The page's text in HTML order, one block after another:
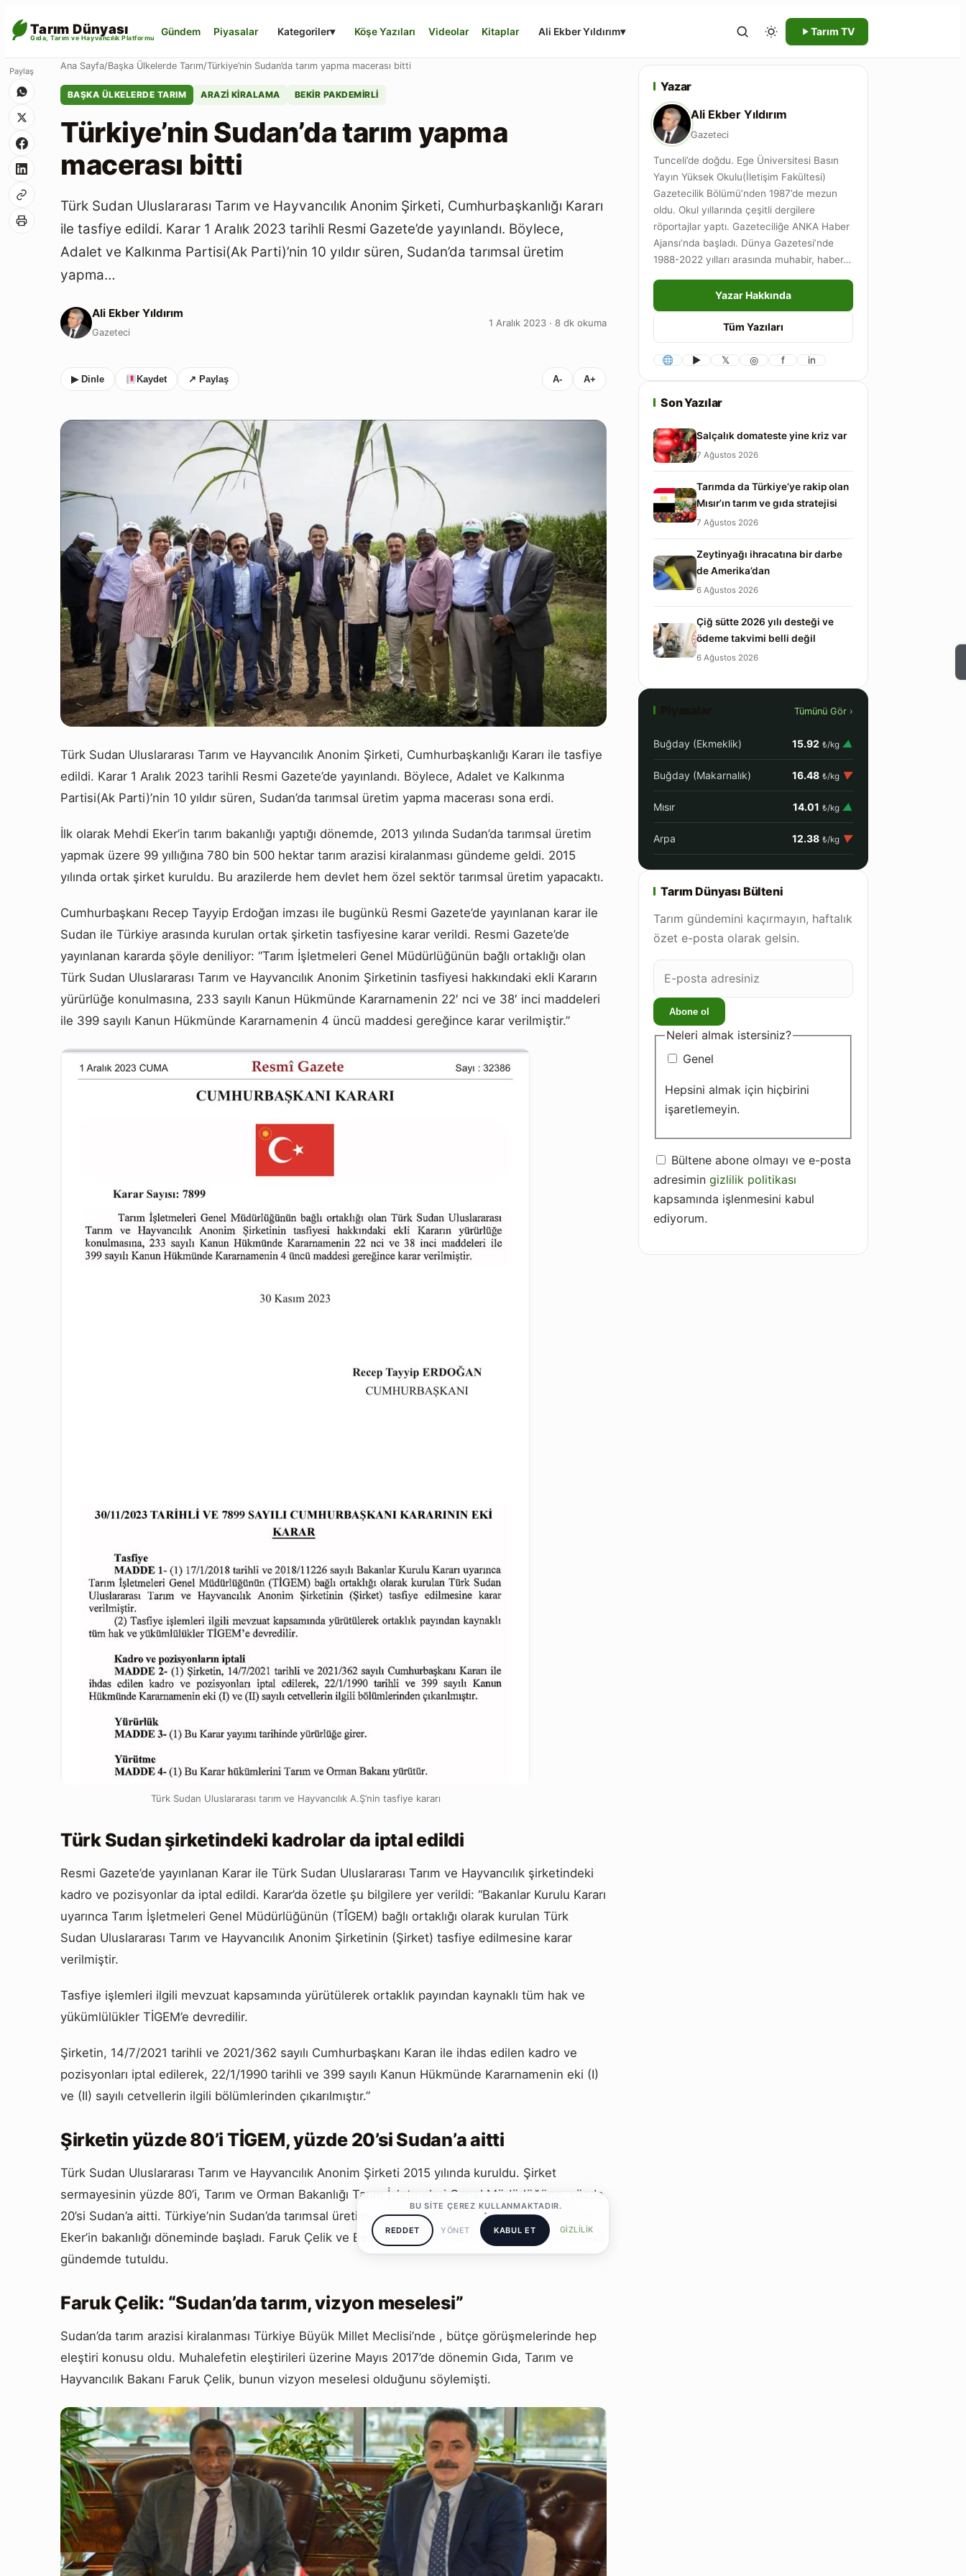
Tarım Dünyası
Gıda, Tarım ve Hayvancılık Platformu
Gündem Piyasalar Kategoriler▾ Köşe Yazıları Videolar Kitaplar Ali Ekber Yıldırım▾ Tarım TV
Paylaş Ana Sayfa/Başka Ülkelerde Tarım/Türkiye’nin Sudan’da tarım yapma macerası bitti
BAŞKA ÜLKELERDE TARIM ARAZI KIRALAMA BEKIR PAKDEMIRLI
Türkiye’nin Sudan’da tarım yapma
macerası bitti
Türk Sudan Uluslararası Tarım ve Hayvancılık Anonim Şirketi, Cumhurbaşkanlığı Kararı
ile tasfiye edildi. Karar 1 Aralık 2023 tarihli Resmi Gazete’de yayınlandı. Böylece,
Adalet ve Kalkınma Partisi(Ak Parti)’nin 10 yıldır süren, Sudan’da tarımsal üretim
yapma…
Ali Ekber Yıldırım
Gazeteci
1 Aralık 2023 · 8 dk okuma
▶ Dinle Kaydet ↗ Paylaş A- A+
Türk Sudan Uluslararası Tarım ve Hayvancılık Anonim Şirketi, Cumhurbaşkanlığı Kararı ile tasfiye
edildi. Karar 1 Aralık 2023 tarihli Resmi Gazete’de yayınlandı. Böylece, Adalet ve Kalkınma
Partisi(Ak Parti)’nin 10 yıldır süren, Sudan’da tarımsal üretim yapma macerası sona erdi.
İlk olarak Mehdi Eker’in tarım bakanlığı yaptığı dönemde, 2013 yılında Sudan’da tarımsal üretim
yapmak üzere 99 yıllığına 780 bin 500 hektar tarım arazisi kiralanması gündeme geldi. 2015
yılında ortak şirket kuruldu. Bu arazilerde hem devlet hem özel sektör tarımsal üretim yapacaktı.
Cumhurbaşkanı Recep Tayyip Erdoğan imzası ile bugünkü Resmi Gazete’de yayınlanan karar ile
Sudan ile Türkiye arasında kurulan ortak şirketin tasfiyesine karar verildi. Resmi Gazete’de
yayınlanan kararda şöyle deniliyor: “Tarım İşletmeleri Genel Müdürlüğünün bağlı ortaklığı olan
Türk Sudan Uluslararası Tarım ve Hayvancılık Anonim Şirketinin tasfiyesi hakkındaki ekli Kararın
yürürlüğe konulmasına, 233 sayılı Kanun Hükmünde Kararnamenin 22′ nci ve 38′ inci maddeleri
ile 399 sayılı Kanun Hükmünde Kararnamenin 4 üncü maddesi gereğince karar verilmiştir.”
Türk Sudan Uluslararası tarım ve Hayvancılık A.Ş’nin tasfiye kararı
Türk Sudan şirketindeki kadrolar da iptal edildi
Resmi Gazete’de yayınlanan Karar ile Türk Sudan Uluslararası Tarım ve Hayvancılık şirketindeki
kadro ve pozisyonlar da iptal edildi. Karar’da özetle şu bilgilere yer verildi: “Bakanlar Kurulu Kararı
uyarınca Tarım İşletmeleri Genel Müdürlüğünün (TÎGEM) bağlı ortaklığı olarak kurulan Türk
Sudan Uluslararası Tarım ve Hayvancılık Anonim Şirketinin (Şirket) tasfiye edilmesine karar
verilmiştir.
Tasfiye işlemleri ilgili mevzuat kapsamında yürütülerek ortaklık payından kaynaklı tüm hak ve
yükümlülükler TİGEM’e devredilir.
Şirketin, 14/7/2021 tarihli ve 2021/362 sayılı Cumhurbaşkanı Karan ile ihdas edilen kadro ve
pozisyonları iptal edilerek, 22/1/1990 tarihli ve 399 sayılı Kanun Hükmünde Kararnamenin eki (I)
ve (II) sayılı cetvellerin ilgili bölümlerinden çıkarılmıştır.”
Şirketin yüzde 80’i TİGEM, yüzde 20’si Sudan’a aitti
Türk Sudan Uluslararası Tarım ve Hayvancılık Anonim Şirketi 2015 yılında kuruldu. Şirket
sermayesinin yüzde 80’i, Tarım ve Orman Bakanlığı Tarım İşletmeleri Genel Müdürlüğüne, yüzde
20’si Sudan’a aitti. Türkiye’nin Sudan’da tarımsal üretim yapması konusundaki çalışmalar Mehdi
Eker’in bakanlığı döneminde başladı. Faruk Çelik ve Bekir Pakdemirli döneminde ise konu sürekli
gündemde tutuldu.
Faruk Çelik: “Sudan’da tarım, vizyon meselesi”
Sudan’da tarım arazisi kiralanması Türkiye Büyük Millet Meclisi’nde , bütçe görüşmelerinde hep
eleştiri konusu oldu. Muhalefetin eleştirileri üzerine Mayıs 2017’de dönemin Gıda, Tarım ve
Hayvancılık Bakanı Faruk Çelik, bunun vizyon meselesi olduğunu söylemişti.
Yazar
Ali Ekber Yıldırım
Gazeteci
Tunceli’de doğdu. Ege Üniversitesi Basın
Yayın Yüksek Okulu(İletişim Fakültesi)
Gazetecilik Bölümü’nden 1987’de mezun
oldu. Okul yıllarında çeşitli dergilere
röportajlar yaptı. Gazeteciliğe ANKA Haber
Ajansı’nda başladı. Dünya Gazetesi’nde
1988-2022 yılları arasında muhabir, haber…
Yazar Hakkında
Tüm Yazıları
▶ 𝕏 ◎ f in
Son Yazılar
Salçalık domateste yine kriz var
7 Ağustos 2026
Tarımda da Türkiye’ye rakip olan
Mısır’ın tarım ve gıda stratejisi
7 Ağustos 2026
Zeytinyağı ihracatına bir darbe
de Amerika’dan
6 Ağustos 2026
Çiğ sütte 2026 yılı desteği ve
ödeme takvimi belli değil
6 Ağustos 2026
Tümünü Gör ›
Buğday (Ekmeklik) 15.92 ₺/kg ▲
Buğday (Makarnalık) 16.48 ₺/kg ▼
Mısır 14.01 ₺/kg ▲
Arpa 12.38 ₺/kg ▼
Tarım Dünyası Bülteni
Tarım gündemini kaçırmayın, haftalık
özet e-posta olarak gelsin.
E-
posta
adresiniz
Abone ol
Neleri almak istersiniz?
Genel
Hepsini almak için hiçbirini
işaretlemeyin.
Bültene abone olmayı ve e-posta
adresimin gizlilik politikası
kapsamında işlenmesini kabul
ediyorum.
BU SITE ÇEREZ KULLANMAKTADIR.
REDDET YÖNET KABUL ET GIZLILIK